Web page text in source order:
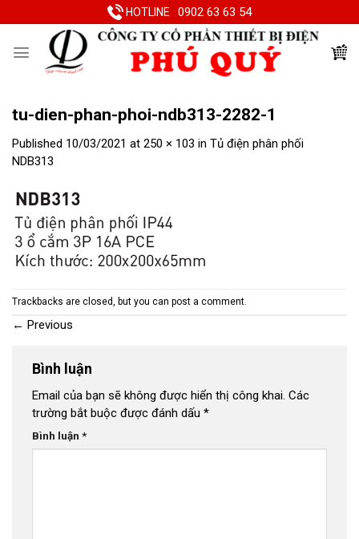
to
HOTLINE 0902 63 63 54
tu-dien-phan-phoi-ndb313-2282-1
Published 10/03/2021 at 250 × 103 in Tủ điện phân phối
NDB313
Trackbacks are closed, but you can post a comment
← Previous
Bình luận
Email của bạn sẽ không được hiển thị công khai. Các
trường bắt buộc được đánh dấu *
Bình luận *